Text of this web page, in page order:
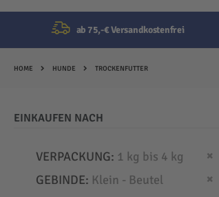
ab 75,-€ Versandkostenfrei
HOME HUNDE TROCKENFUTTER
EINKAUFEN NACH
VERPACKUNG 1 kg bis 4 kg
GEBINDE Klein - Beutel